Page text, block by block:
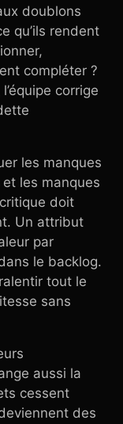
doublons
qu’ils rendent
compléter ?
corrige
les manques
les manques
doit
Un attribut
par
le backlog.
tout le
sans
aussi la
cessent
des